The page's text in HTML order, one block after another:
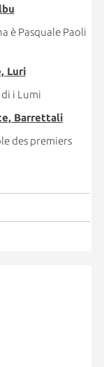
è Pasquale Paoli
Luri
i Lumi
Barrettali
des premiers